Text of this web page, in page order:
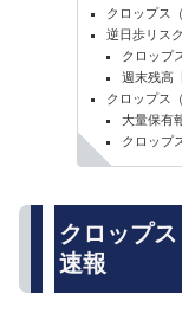
クロップス
逆日歩リス
クロップ
週末残高
クロップス
大量保有
クロップ
クロップス
速報